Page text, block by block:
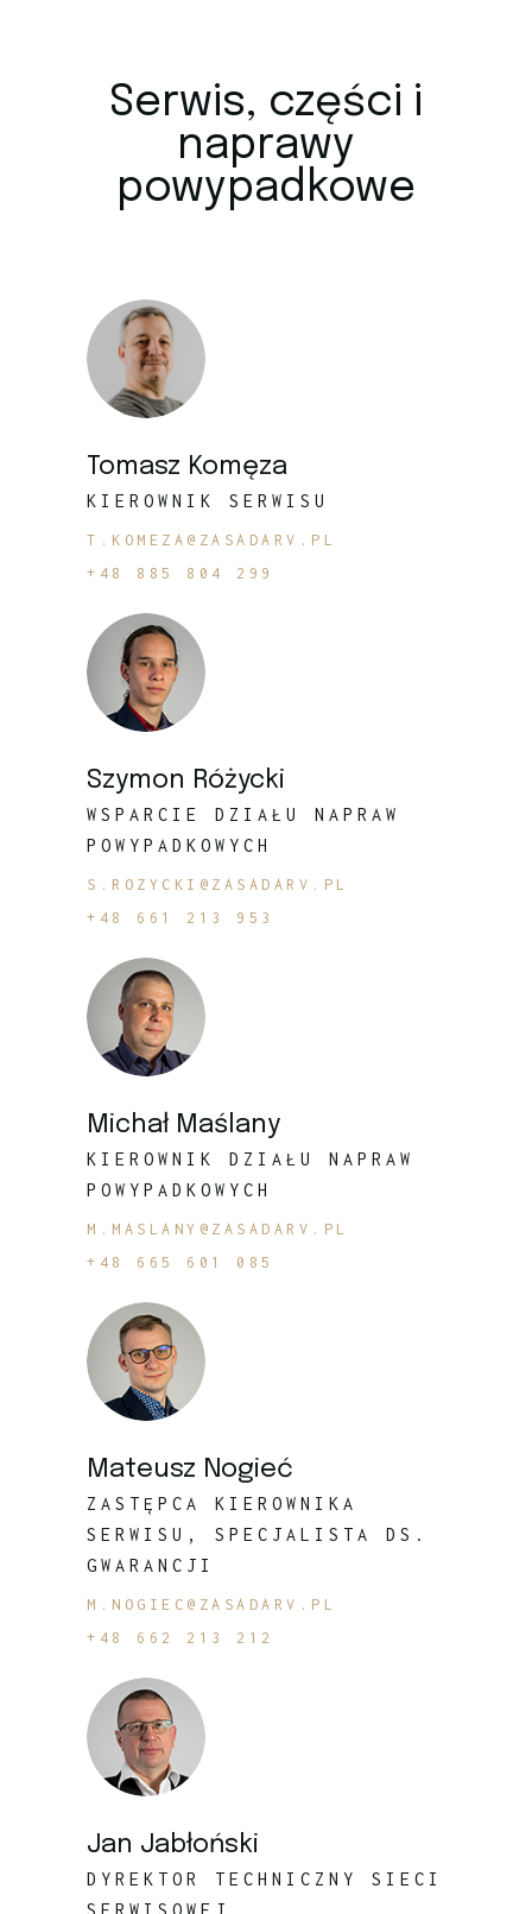
Serwis, części i
naprawy
powypadkowe
Tomasz Komęza
KIEROWNIK SERWISU
T.KOMEZA@ZASADARV.PL
+48 885 804 299
Szymon Różycki
WSPARCIE DZIAŁU NAPRAW
POWYPADKOWYCH
S.ROZYCKI@ZASADARV.PL
+48 661 213 953
Michał Maślany
KIEROWNIK DZIAŁU NAPRAW
POWYPADKOWYCH
M.MASLANY@ZASADARV.PL
+48 665 601 085
Mateusz Nogieć
ZASTĘPCA KIEROWNIKA
SERWISU, SPECJALISTA DS.
GWARANCJI
M.NOGIEC@ZASADARV.PL
+48 662 213 212
Jan Jabłoński
DYREKTOR TECHNICZNY SIECI